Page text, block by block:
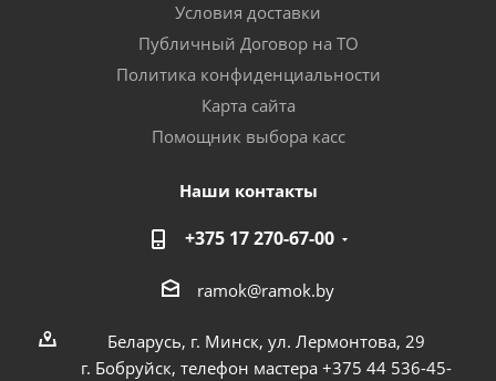
Условия доставки
Публичный Договор на ТО
Политика конфиденциальности
Карта сайта
Помощник выбора касс
Наши контакты
+375 17 270-67-00
ramok@ramok.by
Беларусь, г. Минск, ул. Лермонтова, 29
г. Бобруйск, телефон мастера +375 44 536-45-